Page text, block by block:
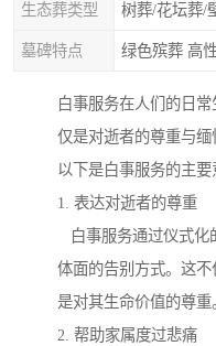
生态葬类型 树葬/花坛葬/
墓碑特点 绿色殡葬 高
白事服务在人们的日
仅是对逝者的尊重与缅
以下是白事服务的主要
1. 表达对逝者的尊重
白事服务通过仪式化
体面的告别方式。这
是对其生命价值的尊重
2. 帮助家属度过悲痛